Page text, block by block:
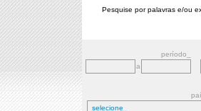
Pesquise por palavras e/ou
período_
a